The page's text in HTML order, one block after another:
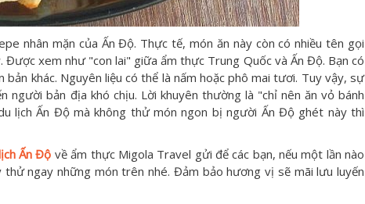
nhân mặn của Ấn Độ. Thực tế, món ăn này còn có nhiều tên gọi
Được xem như "con lai" giữa ẩm thực Trung Quốc và Ấn Độ. Bạn có
khác. Nguyên liệu có thể là nấm hoặc phô mai tươi. Tuy vậy, sự
người bản địa khó chịu. Lời khuyên thường là "chỉ nên ăn vỏ bánh
lịch Ấn Độ mà không thử món ngon bị người Ấn Độ ghét này thì
Ấn Độ về ẩm thực Migola Travel gửi để các bạn, nếu một lần nào
ngay những món trên nhé. Đảm bảo hương vị sẽ mãi lưu luyến